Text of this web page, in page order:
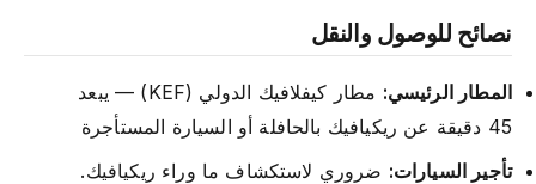
نصائح للوصول والنقل
المطار الرئيسي:
مطار كيفلافيك الدولي (KEF) — يبعد
45 دقيقة عن ريكيافيك بالحافلة أو السيارة المستأجرة
تأجير السيارات: ضروري لاستكشاف ما وراء ريكيافيك.